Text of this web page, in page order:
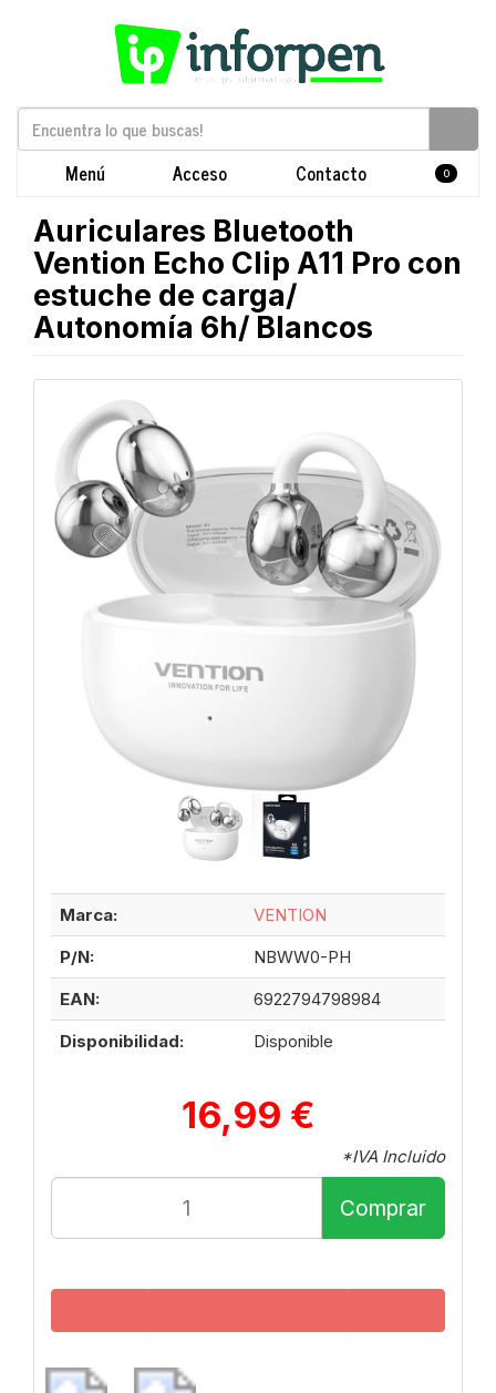
Menú Acceso Contacto 0
Auriculares Bluetooth
Vention Echo Clip A11 Pro con
estuche de carga/
Autonomía 6h/ Blancos
Marca:
VENTION
P/N:
NBWW0-PH
EAN:
6922794798984
Disponibilidad:
Disponible
16,99 €
*IVA Incluido
Comprar